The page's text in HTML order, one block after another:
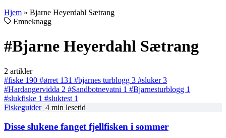
Hjem » Bjarne Heyerdahl Sætrang
Emneknagg
#Bjarne Heyerdahl Sætrang
2 artikler
#fiske 190 #ørret 131 #bjarnes turblogg 3 #sluker3
#Hardangervidda 2 #Sandbotnevatni 1 #Bjarnesturblogg 1
#slukfiske 1 #sluktest 1
Fiskeguider 4 min lesetid
Disse slukene fanget fjellfisken i sommer